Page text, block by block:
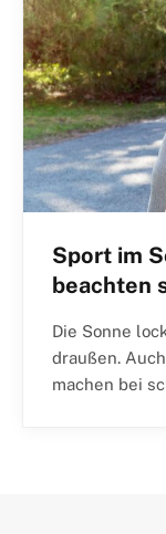
Sport im
beachten
Die Sonne
draußen.
machen bei